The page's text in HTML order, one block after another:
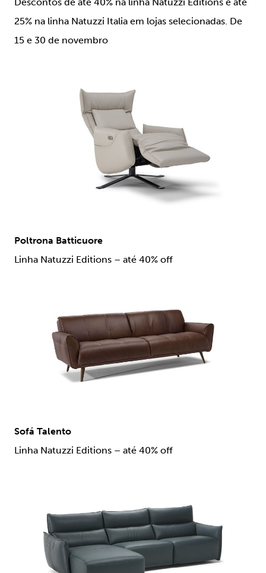
25% na linha Natuzzi Italia em lojas selecionadas. De
15 e 30 de novembro
Poltrona Batticuore
Linha Natuzzi Editions – até 40% off
Sofá Talento
Linha Natuzzi Editions – até 40% off